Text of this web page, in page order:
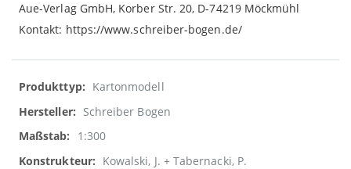
Aue-Verlag GmbH, Korber Str. 20, D-74219 Möckmühl
Kontakt: https://www.schreiber-bogen.de/
Weitere
Informationen
Kartonmodell
Schreiber Bogen
1:300
Kowalski, J. + Tabernacki, P.